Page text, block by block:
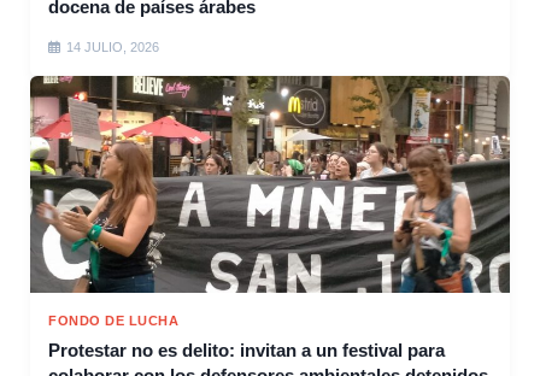
docena de países árabes
14 JULIO, 2026
FONDO DE LUCHA
Protestar no es delito: invitan a un festival para